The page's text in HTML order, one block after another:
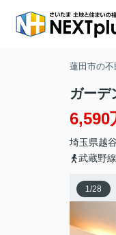
蓮田市の
ガーデ
6,590
埼玉県越
武蔵野
1/28